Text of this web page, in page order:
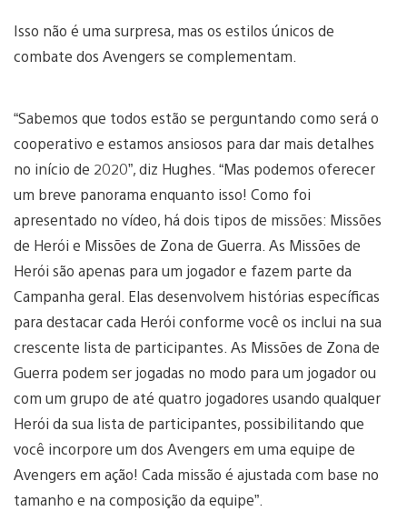
Isso não é uma surpresa, mas os estilos únicos de
combate dos Avengers se complementam.
“Sabemos que todos estão se perguntando como será o
cooperativo e estamos ansiosos para dar mais detalhes
no início de 2020”, diz Hughes. “Mas podemos oferecer
um breve panorama enquanto isso! Como foi
apresentado no vídeo, há dois tipos de missões: Missões
de Herói e Missões de Zona de Guerra. As Missões de
Herói são apenas para um jogador e fazem parte da
Campanha geral. Elas desenvolvem histórias específicas
para destacar cada Herói conforme você os inclui na sua
crescente lista de participantes. As Missões de Zona de
Guerra podem ser jogadas no modo para um jogador ou
com um grupo de até quatro jogadores usando qualquer
Herói da sua lista de participantes, possibilitando que
você incorpore um dos Avengers em uma equipe de
Avengers em ação! Cada missão é ajustada com base no
tamanho e na composição da equipe”.